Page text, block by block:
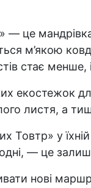
— це
м’якою
стає менше,
екостежок
листя, а
Товтр» у
— це
нові